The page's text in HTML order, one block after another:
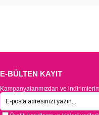
E-BÜLTEN KAYIT
Kampanyalarımızdan ve